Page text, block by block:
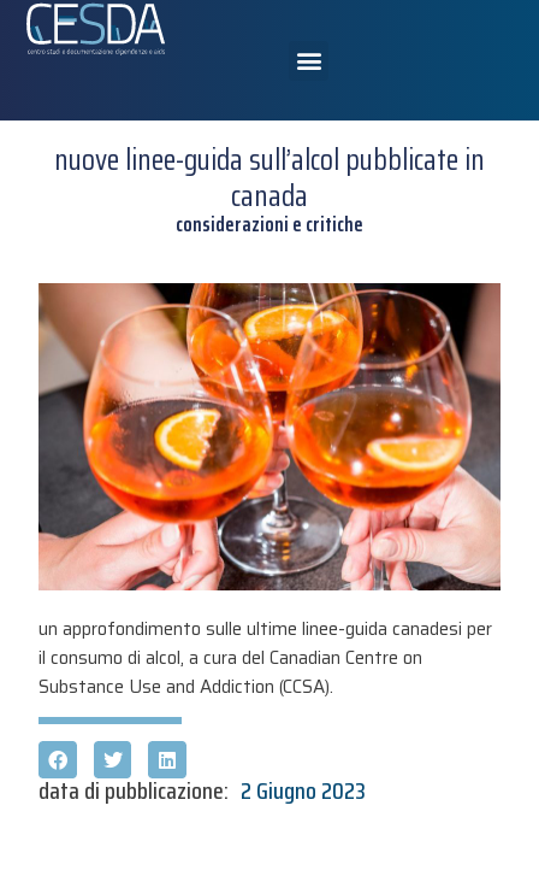
nuove linee-guida sull’alcol pubblicate in
canada
considerazioni e critiche
un approfondimento sulle ultime linee-guida canadesi per
il consumo di alcol, a cura del Canadian Centre on
Substance Use and Addiction (CCSA).
data di pubblicazione: 2 Giugno 2023